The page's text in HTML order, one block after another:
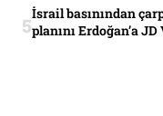
İsrail basınından
planını Erdoğan’a JD